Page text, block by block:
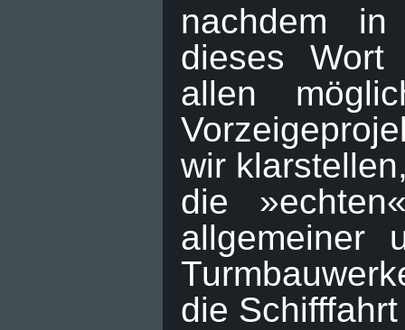
nachdem
dieses Wort
allen
wir
die
allgemeiner
die